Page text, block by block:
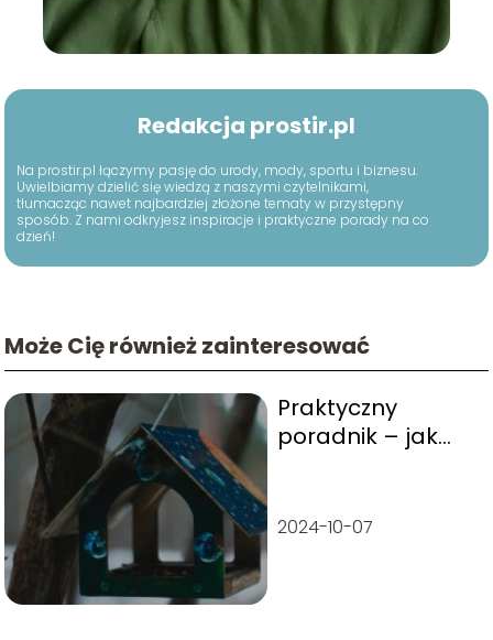
Redakcja prostir.pl
Na prostir.pl łączymy pasję do urody, mody, sportu i biznesu.
Uwielbiamy dzielić się wiedzą z naszymi czytelnikami,
tłumacząc nawet najbardziej złożone tematy w przystępny
sposób. Z nami odkryjesz inspiracje i praktyczne porady na co
dzień!
Może Cię również zainteresować
Praktyczny
poradnik – jak
2024-10-07